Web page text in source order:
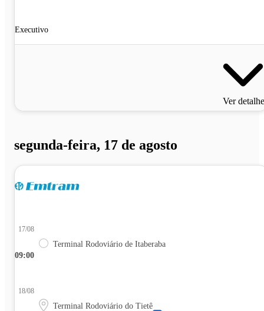
Executivo
Ver
segunda-feira, 17 de agosto
09:00
17/08
Terminal Rodoviário de Itaberaba
18/08
Terminal Rodoviário do Tietê